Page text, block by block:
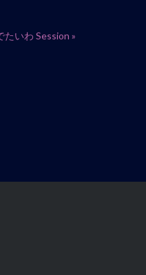
たいわ Session»